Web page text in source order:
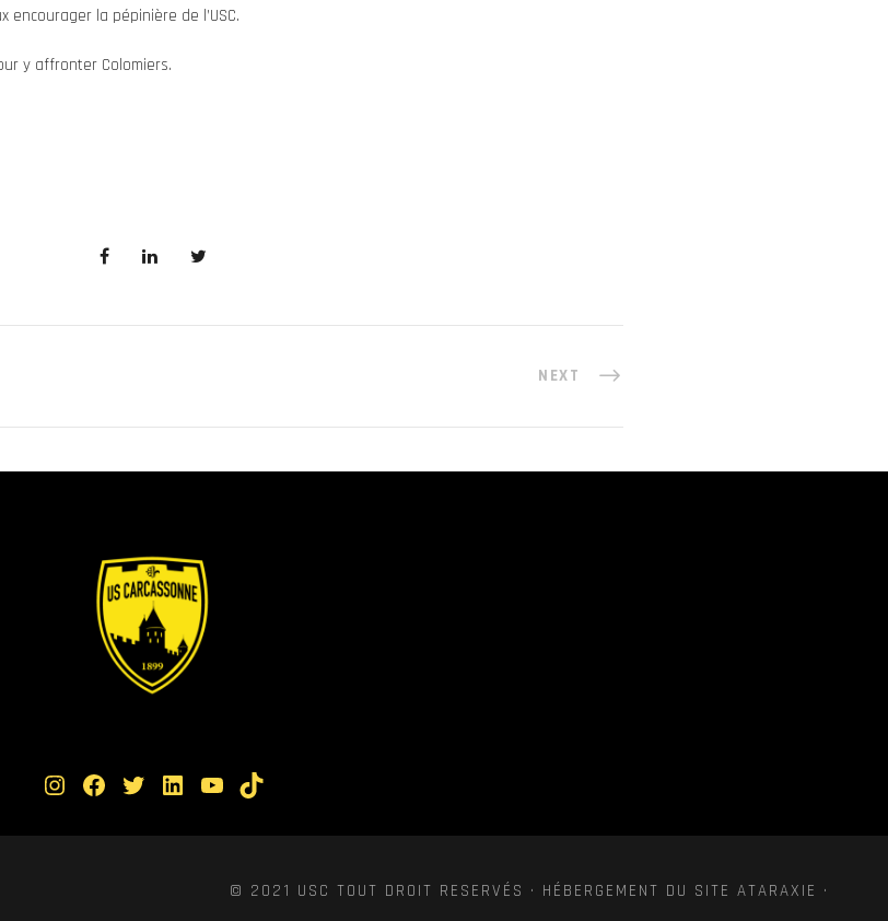
encourager la pépinière de l’USC.
y affronter Colomiers.
NEXT
Instagram Facebook Twitter LinkedIn YouTube TikTok
© 2021 USC TOUT DROIT RESERVÉS · HÉBERGEMENT DU SITE ATARAXIE ·